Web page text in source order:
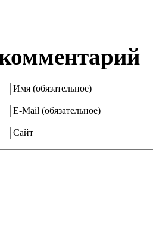
Имя (обязательное)
E-Mail (обязательное)
Сайт